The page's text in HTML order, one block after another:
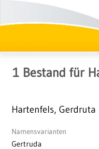
1 Bestand für
Hartenfels, Gerdruta
Namensvarianten
Gertruda